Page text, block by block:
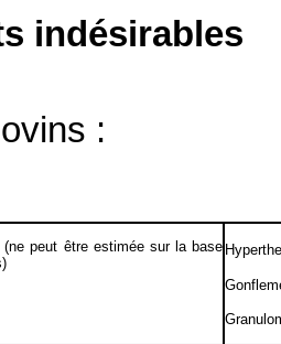
indésirables
:
(ne peut être estimée sur la base